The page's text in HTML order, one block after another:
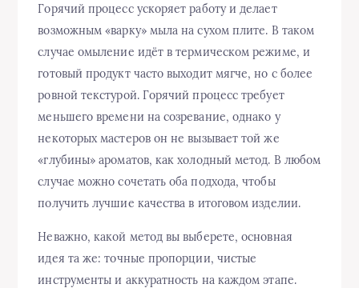
Горячий процесс ускоряет работу и делает
возможным «варку» мыла на сухом плите. В таком
случае омыление идёт в термическом режиме, и
готовый продукт часто выходит мягче, но с более
ровной текстурой. Горячий процесс требует
меньшего времени на созревание, однако у
некоторых мастеров он не вызывает той же
«глубины» ароматов, как холодный метод. В любом
случае можно сочетать оба подхода, чтобы
получить лучшие качества в итоговом изделии.
Неважно, какой метод вы выберете, основная
идея та же: точные пропорции, чистые
инструменты и аккуратность на каждом этапе.